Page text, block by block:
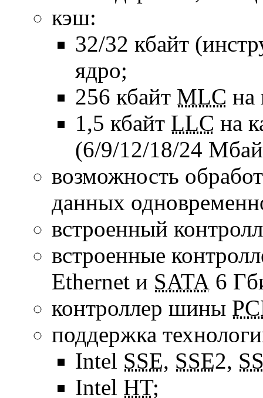
кэш:
32/32 кбайт
ядро;
256 кбайт MLC на
1,5 кбайт LLC на
(6/9/12/18/24
возможность
данных
встроенный
встроенные
Ethernet и SATA 6
контроллер шины
поддержка
Intel SSE, SSE2,
Intel HT;